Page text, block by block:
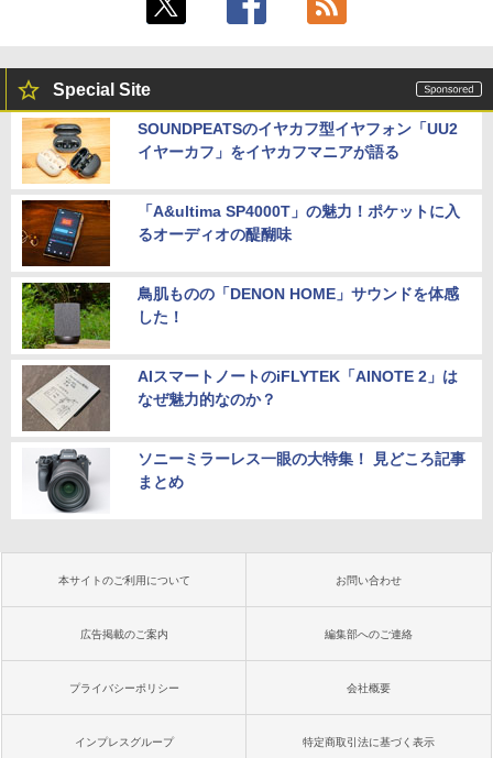
Special Site
SOUNDPEATSのイヤカフ型イヤフォン「UU2
イヤーカフ」をイヤカフマニアが語る
「A&ultima SP4000T」の魅力！ポケットに入
るオーディオの醍醐味
鳥肌ものの「DENON HOME」サウンドを体感
した！
AIスマートノートのiFLYTEK「AINOTE 2」は
なぜ魅力的なのか？
ソニーミラーレス一眼の大特集！ 見どころ記事
まとめ
本サイトのご利用について お問い合わせ
広告掲載のご案内 編集部へのご連絡
プライバシーポリシー 会社概要
インプレスグループ 特定商取引法に基づく表示